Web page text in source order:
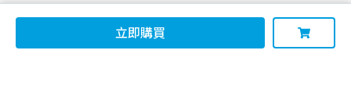
立即購買
合作申請